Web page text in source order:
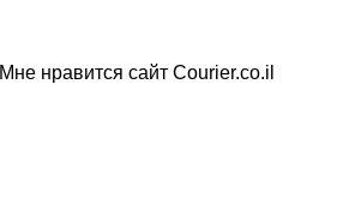
Мне нравится сайт Courier.co.il